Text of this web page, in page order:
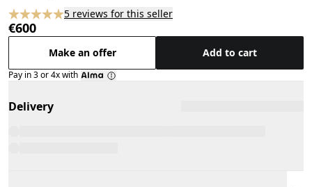
5 reviews for this seller
€600
Make an offer Add to cart
Pay in 3 or 4x with
Delivery